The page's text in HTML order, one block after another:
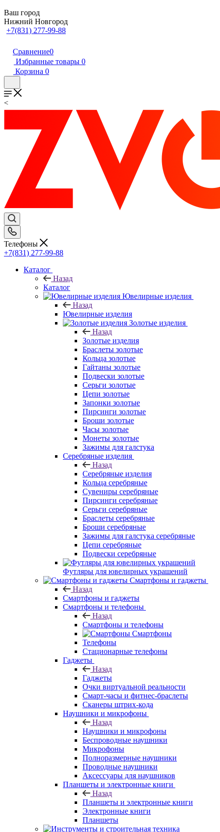
Ваш город
Нижний Новгород
+7(831) 277-99-88
Сравнение0
Избранные товары 0
Корзина 0
<
Телефоны
+7(831) 277-99-88
Каталог
Назад
Каталог
Ювелирные изделия
Назад
Ювелирные изделия
Золотые изделия
Назад
Золотые изделия
Браслеты золотые
Кольца золотые
Гайтаны золотые
Подвески золотые
Серьги золотые
Цепи золотые
Запонки золотые
Пирсинги золотые
Броши золотые
Часы золотые
Монеты золотые
Зажимы для галстука
Серебряные изделия
Назад
Серебряные изделия
Кольца серебряные
Сувениры серебряные
Пирсинги серебряные
Серьги серебряные
Браслеты серебряные
Броши серебряные
Зажимы для галстука серебряные
Цепи серебряные
Подвески серебряные
Футляры для ювелирных украшений
Смартфоны и гаджеты
Назад
Смартфоны и гаджеты
Смартфоны и телефоны
Назад
Смартфоны и телефоны
Смартфоны
Телефоны
Стационарные телефоны
Гаджеты
Назад
Гаджеты
Очки виртуальной реальности
Смарт-часы и фитнес-браслеты
Сканеры штрих-кода
Наушники и микрофоны
Назад
Наушники и микрофоны
Беспроводные наушники
Микрофоны
Полноразмерные наушники
Проводные наушники
Аксессуары для наушников
Планшеты и электронные книги
Назад
Планшеты и электронные книги
Электронные книги
Планшеты